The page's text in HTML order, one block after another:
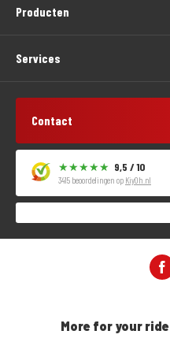
Producten
Services
Contact
9,5 / 10
3415 beoordelingen op KiyOh.nl
More for your ride